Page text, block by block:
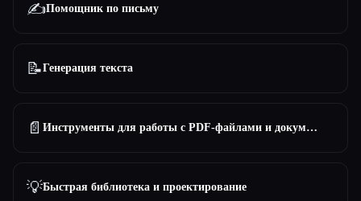
✍️Помощник по письму
📝Генерация текста
📄 Инструменты для работы с PDF-файлами и документами
💡Быстрая библиотека и проектирование